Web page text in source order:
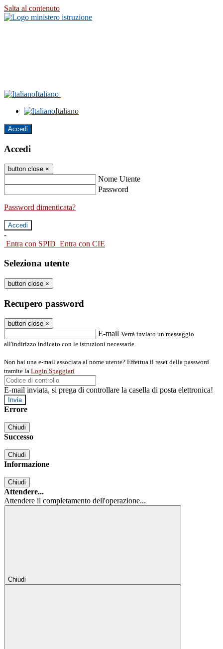
Salta al contenuto
Italiano
Italiano
Accedi
Accedi
button close ×
Nome Utente
Password
Password dimenticata?
-
Entra con SPID Entra con CIE
Seleziona utente
button close ×
Recupero password
button close ×
E-mail Verrà inviato un messaggio
all'indirizzo indicato con le istruzioni necessarie.
Non hai una e-mail associata al nome utente? Effettua il reset della password
tramite la Login Spaggiari
E-mail inviata, si prega di controllare la casella di posta elettronica!
Errore
Chiudi
Successo
Chiudi
Informazione
Chiudi
Attendere...
Attendere il completamento dell'operazione...
Chiudi